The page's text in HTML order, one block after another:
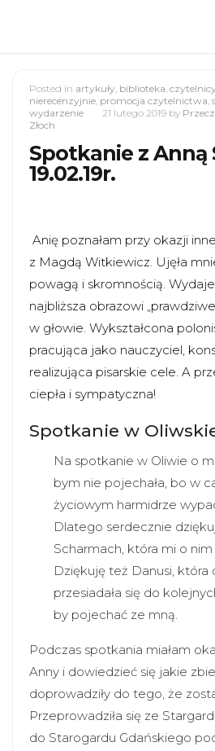
Posted in artykuły, biblioteka,
nierecenzyjnie, promocja czytelnictwa,
wydarzenie
21 lutego 2019 by
Złoch
Spotkanie z Anną
19.02.19r.
Anię poznałam przy okazji
z Magdą Witkiewicz. Ujęła
powagą i skromnością.
najbliższa obrazowi
w głowie. Wykształcona
pracująca jako nauczyciel,
realizująca pisarskie cele. A
ciepła i sympatyczna!
Spotkanie w
Na spotkanie w Oliwie o
bym nie pojechała, bo w
życiowym harmidrze
Dlatego serdecznie
Scharmach, która mi o nim
Dziękuję też Danusi, która
przesiadała się do
by pojechać ze mną.
Podczas spotkania miałam
Anny i dowiedzieć się jakie
doprowadziły do tego, że
Przeprowadziła się ze
do Starogardu Gdańskiego